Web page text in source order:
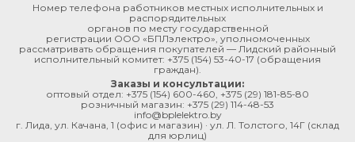
Номер телефона работников местных исполнительных и
распорядительных
органов по месту государственной
регистрации ООО «БПЛэлектро», уполномоченных
рассматривать обращения покупателей — Лидский районный
исполнительный комитет: +375 (154) 53-40-17 (обращения
граждан).
Заказы и консультации:
оптовый отдел: +375 (154) 600-460 +375 (29) 181-85-80
розничный магазин: +375 (29) 114-48-53
info@bplelektro.by
г. Лида, ул. Качана, 1 (офис и магазин) · ул. Л. Толстого, 14Г (склад
для юрлиц)